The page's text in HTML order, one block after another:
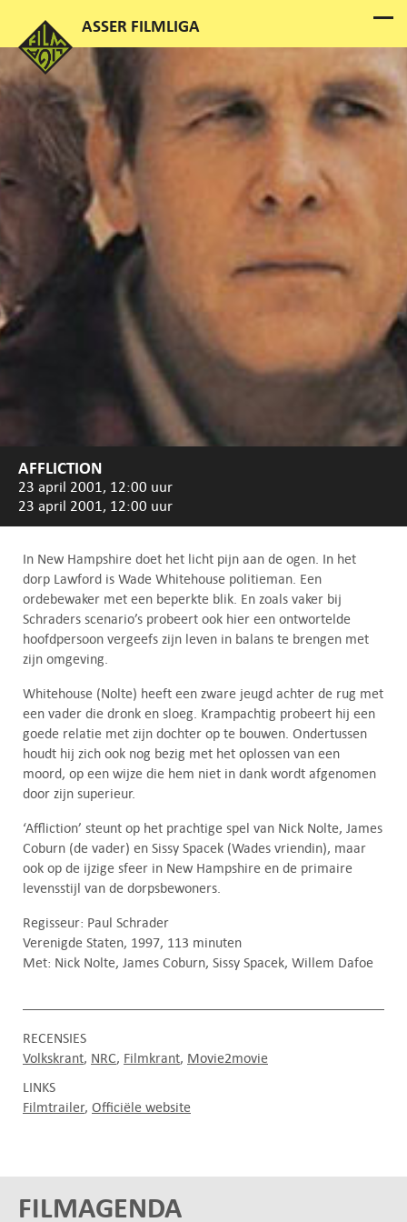
AFFLICTION
23 april 2001, 12:00 uur
23 april 2001, 12:00 uur
In New Hampshire doet het licht pijn aan de ogen. In het
dorp Lawford is Wade Whitehouse politieman. Een
ordebewaker met een beperkte blik. En zoals vaker bij
Schraders scenario’s probeert ook hier een ontwortelde
hoofdpersoon vergeefs zijn leven in balans te brengen met
zijn omgeving.
Whitehouse (Nolte) heeft een zware jeugd achter de rug met
een vader die dronk en sloeg. Krampachtig probeert hij een
goede relatie met zijn dochter op te bouwen. Ondertussen
houdt hij zich ook nog bezig met het oplossen van een
moord, op een wijze die hem niet in dank wordt afgenomen
door zijn superieur.
‘Affliction’ steunt op het prachtige spel van Nick Nolte, James
Coburn (de vader) en Sissy Spacek (Wades vriendin), maar
ook op de ijzige sfeer in New Hampshire en de primaire
levensstijl van de dorpsbewoners.
Regisseur: Paul Schrader
Verenigde Staten, 1997, 113 minuten
Met: Nick Nolte, James Coburn, Sissy Spacek, Willem Dafoe
RECENSIES
Volkskrant NRC Filmkrant Movie2movie
LINKS
Filmtrailer Officiële website
FILMAGENDA